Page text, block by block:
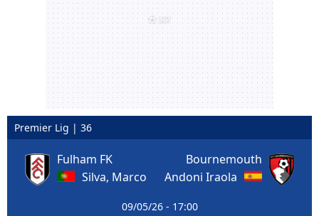
Premier Lig | 36
Fulham FK
Silva, Marco
09/05/26 - 17:00
Bournemouth
Andoni Iraola